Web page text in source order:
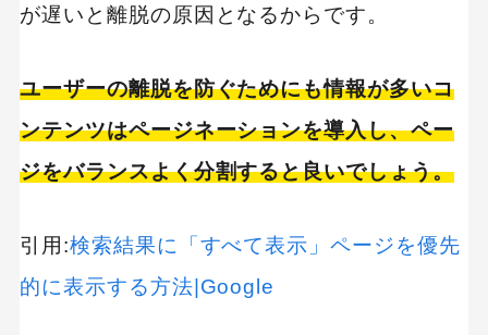
が遅いと離脱の原因となるからです。
ユーザーの離脱を防ぐためにも情報が多いコ
ンテンツはページネーションを導入し、ペー
ジをバランスよく分割すると良いでしょう。
引用:検索結果に「すべて表示」ページを優先
的に表示する方法|Google